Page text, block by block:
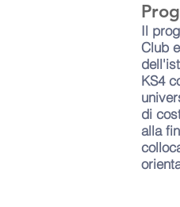
Il
Club
KS4
di
alla